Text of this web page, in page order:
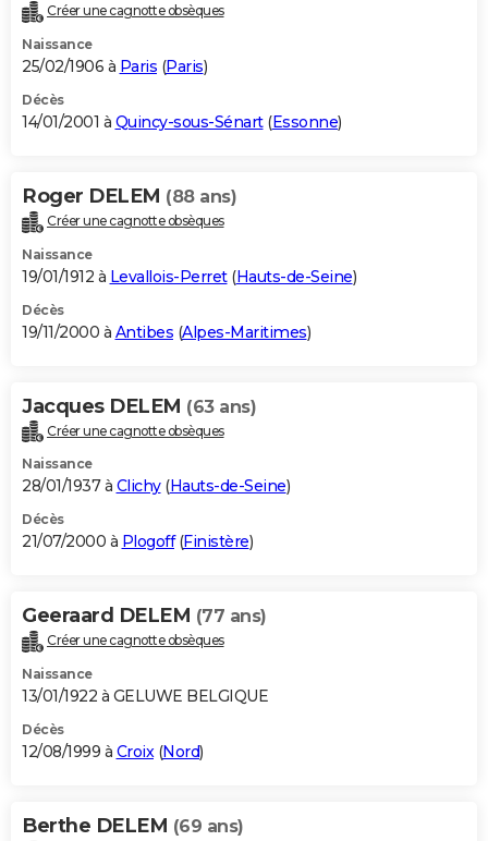
Créer une cagnotte obsèques
Naissance
25/02/1906 à Paris (Paris)
Décès
14/01/2001 à Quincy-sous-Sénart(Essonne)
Roger DELEM (88 ans)
Créer une cagnotte obsèques
Naissance
19/01/1912 à Levallois-Perret(Hauts-de-Seine)
Décès
19/11/2000 à Antibes (Alpes-Maritimes)
Jacques DELEM (63 ans)
Créer une cagnotte obsèques
Naissance
28/01/1937 à Clichy(Hauts-de-Seine)
Décès
21/07/2000 à Plogoff(Finistère)
Geeraard DELEM (77 ans)
Créer une cagnotte obsèques
Naissance
13/01/1922 à GELUWE BELGIQUE
Décès
12/08/1999 à Croix(Nord)
Berthe DELEM (69 ans)